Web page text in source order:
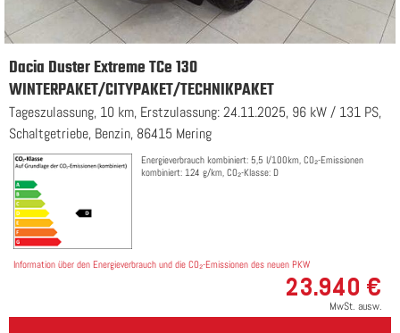
Dacia Duster Extreme TCe 130
WINTERPAKET/CITYPAKET/TECHNIKPAKET
Tageszulassung, 10 km, Erstzulassung: 24.11.2025, 96 kW / 131 PS,
Schaltgetriebe, Benzin, 86415 Mering
Energieverbrauch kombiniert: 5,5 l/100km, CO₂-Emissionen
kombiniert: 124 g/km, CO₂-Klasse: D
Information über den Energieverbrauch und die CO₂-Emissionen des neuen PKW
23.940 €
MwSt. ausw.